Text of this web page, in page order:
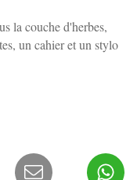
la couche d'herbes,
un cahier et un stylo